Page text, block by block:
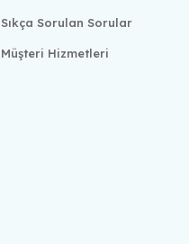
Sıkça Sorulan Sorular
Müşteri Hizmetleri